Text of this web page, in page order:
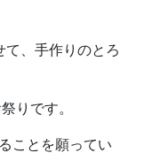
て、手作りのとろ
りです。
ことを願ってい